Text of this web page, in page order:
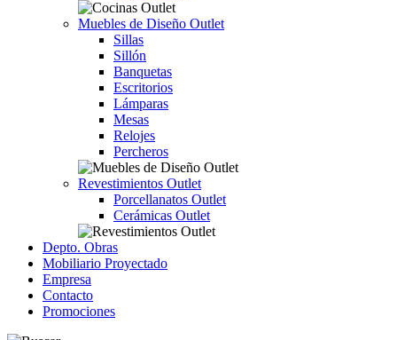
Muebles de Diseño Outlet
Sillas
Sillón
Banquetas
Escritorios
Lámparas
Mesas
Relojes
Percheros
Revestimientos Outlet
Porcellanatos Outlet
Cerámicas Outlet
Depto. Obras
Mobiliario Proyectado
Empresa
Contacto
Promociones